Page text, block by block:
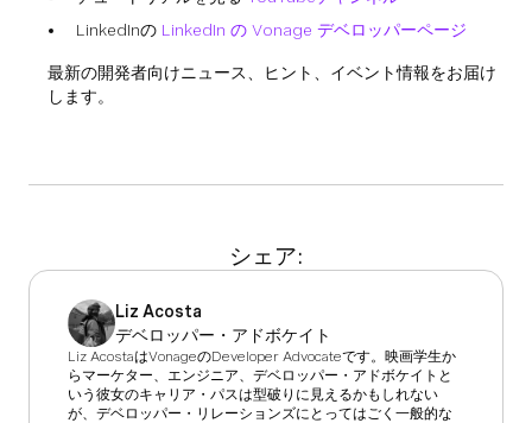
LinkedInの LinkedIn の Vonage デベロッパーページ
最新の開発者向けニュース、ヒント、イベント情報をお届け
します。
シェア:
Liz Acosta
デベロッパー・アドボケイト
Liz AcostaはVonageのDeveloper Advocateです。映画学生か
らマーケター、エンジニア、デベロッパー・アドボケイトと
いう彼女のキャリア・パスは型破りに見えるかもしれない
が、デベロッパー・リレーションズにとってはごく一般的な